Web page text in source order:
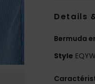
Details
Bermuda
Style